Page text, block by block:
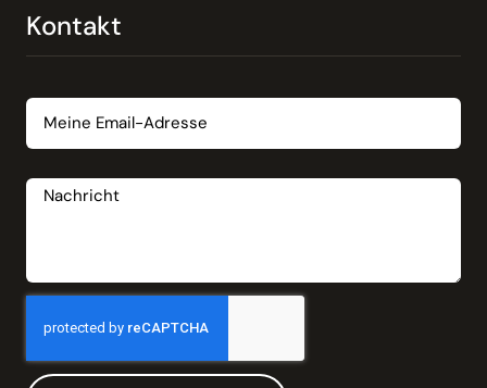
Kontakt